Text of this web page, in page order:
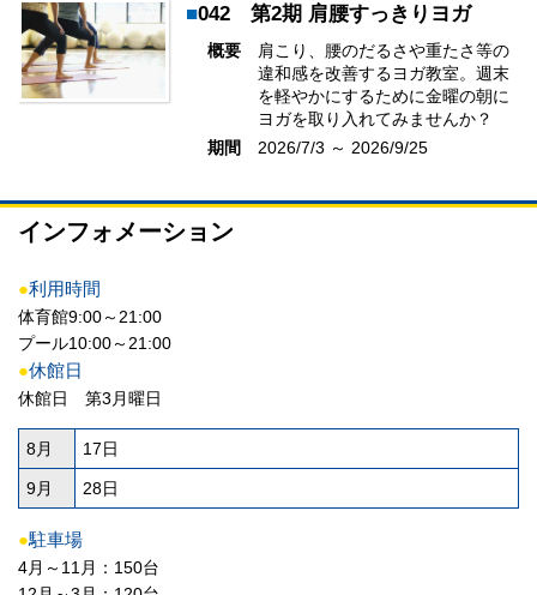
■042 第2期 肩腰すっきりヨガ
概要
肩こり、腰のだるさや重たさ等の
違和感を改善するヨガ教室。週末
を軽やかにするために金曜の朝に
ヨガを取り入れてみませんか？
期間
2026/7/3 ～ 2026/9/25
インフォメーション
●利用時間
体育館9:00～21:00
プール10:00～21:00
●休館日
休館日 第3月曜日
8月 17日
9月 28日
●駐車場
4月～11月：150台